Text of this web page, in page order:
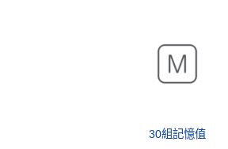
30組記憶值